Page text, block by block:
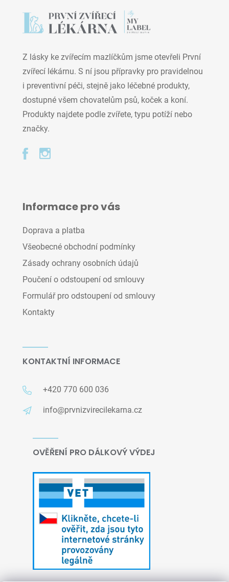
Z lásky ke zvířecím mazlíčkům jsme otevřeli První
zvířecí lékárnu. S ní jsou přípravky pro pravidelnou
i preventivní péči, stejně jako léčebné produkty,
dostupné všem chovatelům psů, koček a koní.
Produkty najdete podle zvířete, typu potíží nebo
značky.
Informace pro vás
Doprava a platba
Všeobecné obchodní podmínky
Zásady ochrany osobních údajů
Poučení o odstoupení od smlouvy
Formulář pro odstoupení od smlouvy
Kontakty
KONTAKTNÍ INFORMACE
+420 770 600 036
info@prvnizvirecilekarna.cz
OVĚŘENÍ PRO DÁLKOVÝ VÝDEJ